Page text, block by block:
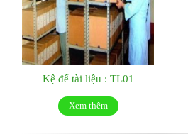
Kệ để tài liệu : TL01
Xem thêm